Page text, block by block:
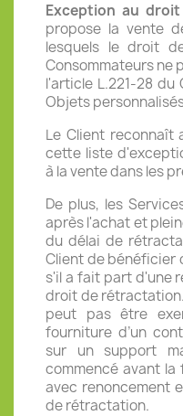
Exception au
propose la vente
lesquels le droit
Consommateurs ne
l'article L.221-28 du
Objets
Le Client reconnaît
cette liste
à la vente dans les
De plus, les
après l'achat et
du délai de
Client de bénéficier
s'il a fait part d'une
droit de
peut pas être
fourniture d’un
sur un support
commencé avant
avec renoncement
de rétractation.